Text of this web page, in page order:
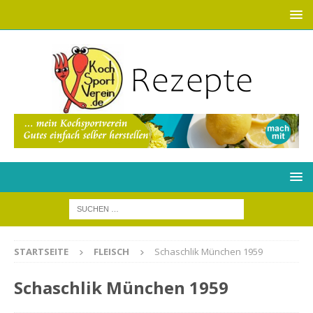
STARTSEITE FLEISCH Schaschlik München 1959
Schaschlik München 1959